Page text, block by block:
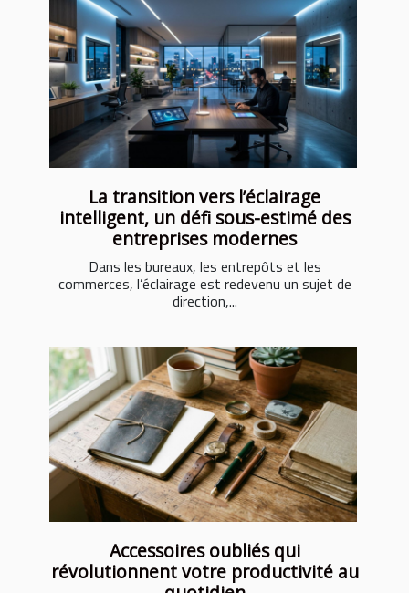
La transition vers l’éclairage
intelligent, un défi sous-estimé des
entreprises modernes
Dans les bureaux, les entrepôts et les
commerces, l’éclairage est redevenu un sujet de
direction,...
Accessoires oubliés qui
révolutionnent votre productivité au